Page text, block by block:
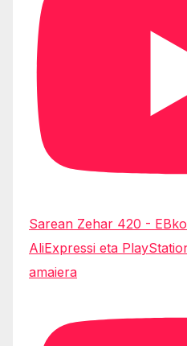
Sarean Zehar 420 -
AliExpressi eta
amaiera